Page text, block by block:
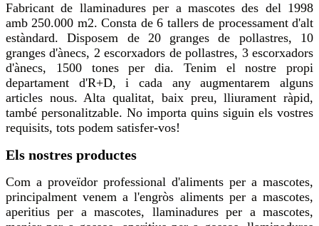
Fabricant de llaminadures per a mascotes des del 1998
amb 250.000 m2. Consta de 6 tallers de processament d'alt
estàndard. Disposem de 20 granges de pollastres, 10
granges d'ànecs, 2 escorxadors de pollastres, 3 escorxadors
d'ànecs, 1500 tones per dia. Tenim el nostre propi
departament d'R+D, i cada any augmentarem alguns
articles nous. Alta qualitat, baix preu, lliurament ràpid,
també personalitzable. No importa quins siguin els vostres
requisits, tots podem satisfer-vos!
Els nostres productes
Com a proveïdor professional d'aliments per a mascotes,
principalment venem a l'engròs aliments per a mascotes,
aperitius per a mascotes, llaminadures per a mascotes,